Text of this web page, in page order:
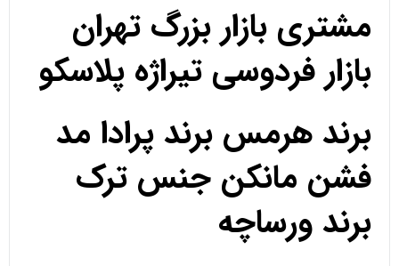
مشتری بازار بزرگ تهران
بازار فردوسی تیراژه پلاسکو
برند هرمس برند پرادا مد
فشن مانکن جنس ترک
برند ورساچه